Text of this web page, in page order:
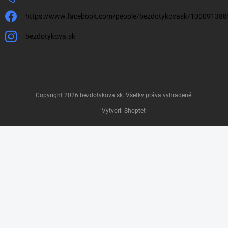
https://www.facebook.com/people/bezdotykovask/
bezdotykova.sk
Vytvoril Shoptet
Copyright 2026 bezdotykova.sk. Všetky práva vyhradené.